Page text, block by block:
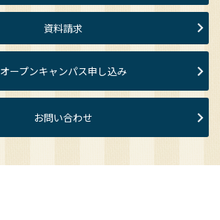
資料請求
オープンキャンパス申し込み
お問い合わせ